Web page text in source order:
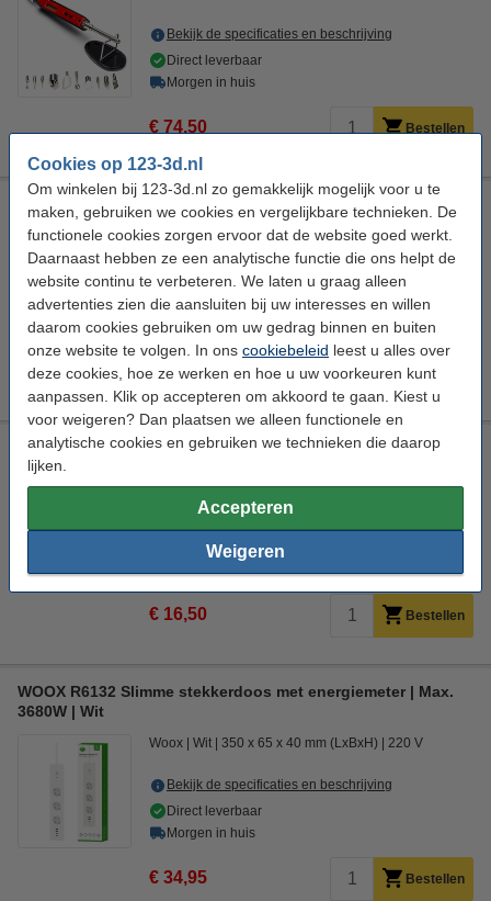
Cookies op 123-3d.nl
Om winkelen bij 123-3d.nl zo gemakkelijk mogelijk voor u te
maken, gebruiken we cookies en vergelijkbare technieken. De
functionele cookies zorgen ervoor dat de website goed werkt.
Daarnaast hebben ze een analytische functie die ons helpt de
website continu te verbeteren. We laten u graag alleen
advertenties zien die aansluiten bij uw interesses en willen
daarom cookies gebruiken om uw gedrag binnen en buiten
onze website te volgen. In ons cookiebeleid leest u alles over
deze cookies, hoe ze werken en hoe u uw voorkeuren kunt
aanpassen. Klik op accepteren om akkoord te gaan. Kiest u
voor weigeren? Dan plaatsen we alleen functionele en
analytische cookies en gebruiken we technieken die daarop
lijken.
Accepteren
Weigeren
Bekijk de specificaties en beschrijving
Direct leverbaar
Morgen in huis
€ 74,50 Bestellen
3D-printerstartkit / nabewerkingsset / onderhoudskit
123-3D DGS00122
Bekijk de specificaties en beschrijving
Direct leverbaar
Morgen in huis
€ 82,50 Bestellen
3dB Noise Reduction Feet Pads
Bekijk de specificaties en beschrijving
Direct leverbaar
Morgen in huis
€ 16,50 Bestellen
WOOX R6132 Slimme stekkerdoos met energiemeter | Max.
3680W | Wit
Woox Wit 350 x 65 x 40 mm (LxBxH) 220 V
Bekijk de specificaties en beschrijving
Direct leverbaar
Morgen in huis
€ 34,95 Bestellen